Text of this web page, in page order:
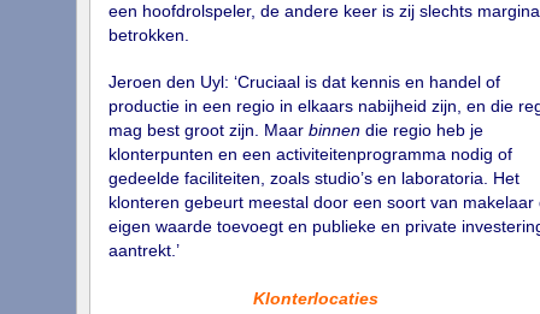
een hoofdrolspeler, de andere keer is zij slechts
betrokken.
Jeroen den Uyl: ‘Cruciaal is dat kennis en handel of
productie in een regio in elkaars nabijheid zijn, en die
mag best groot zijn. Maar binnendie regio heb je
klonterpunten en een activiteitenprogramma nodig of
gedeelde faciliteiten, zoals studio’s en laboratoria. Het
klonteren gebeurt meestal door een soort van makelaar
eigen waarde toevoegt en publieke en private
aantrekt.’
Klonterlocaties